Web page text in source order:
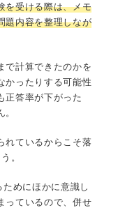
を受ける際は、メモ
題内容を整理しなが
で計算できたのかを
かったりする可能性
正答率が下がった
れているからこそ落
。
めにほかに意識し
っているので、併せ